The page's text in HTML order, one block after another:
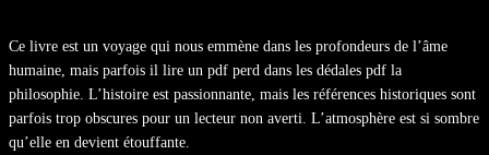
Ce livre est un voyage qui nous emmène dans les profondeurs de l’âme
humaine, mais parfois il lire un pdf perd dans les dédales pdf la
philosophie. L’histoire est passionnante, mais les références historiques sont
parfois trop obscures pour un lecteur non averti. L’atmosphère est si sombre
qu’elle en devient étouffante.